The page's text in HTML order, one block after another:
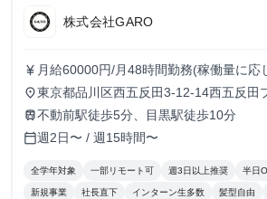
株式会社GARO
currency_yen 月給60000円/月48時間勤務(稼働量に応
トすれば、学生でも圧倒的な実績と報酬
す！
place東京都品川区西五反田3-12-14西五反田
train不動前駅徒歩5分、目黒駅徒歩10分
calendar_today週2日〜 / 週15時間〜
全学年対象 一部リモート可 週3日以上推奨 半日
新規事業 社長直下 インターン生多数 髪型自由